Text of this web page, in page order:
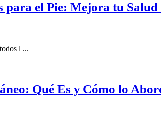
para el Pie: Mejora tu Salud
l ...
Qué Es y Cómo lo